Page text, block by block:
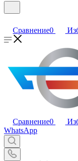
Сравнение0
Сравнение0
WhatsApp